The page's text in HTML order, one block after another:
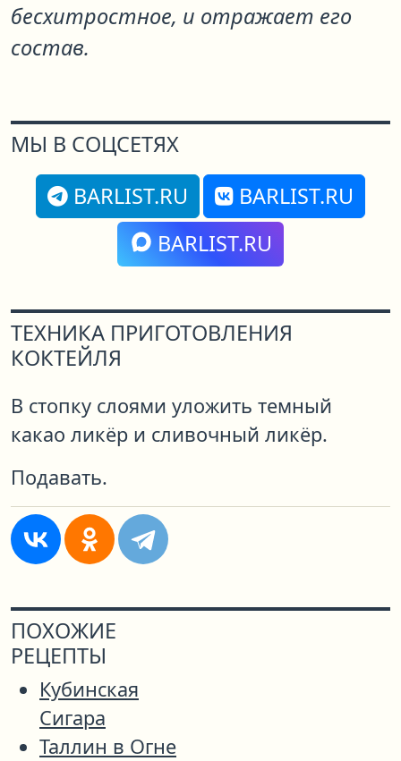
бесхитростное, и отражает его
состав.
МЫ В СОЦСЕТЯХ
BARLIST.RU
BARLIST.RU
BARLIST.RU
ТЕХНИКА ПРИГОТОВЛЕНИЯ
КОКТЕЙЛЯ
В стопку слоями уложить темный
какао ликёр и сливочный ликёр.
Подавать.
ПОХОЖИЕ
РЕЦЕПТЫ
Кубинская
Сигара
Таллин в Огне